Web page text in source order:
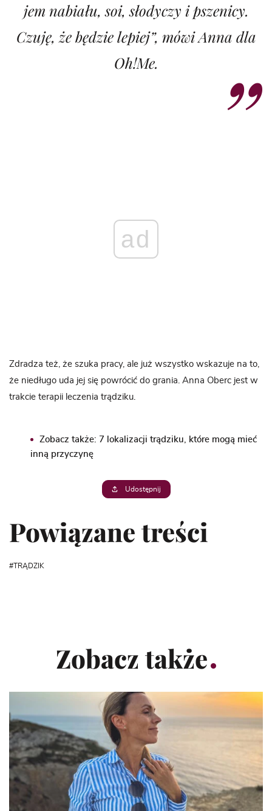
jem nabiału, soi, słodyczy i pszenicy.
Czuję, że będzie lepiej”, mówi Anna dla
Oh!Me.
ad
Zdradza też, że szuka pracy, ale już wszystko wskazuje na to,
że niedługo uda jej się powrócić do grania. Anna Oberc jest w
trakcie terapii leczenia trądziku.
Zobacz także: 7 lokalizacji trądziku, które mogą mieć
inną przyczynę
Udostępnij
Powiązane treści
TRĄDZIK
Zobacz także